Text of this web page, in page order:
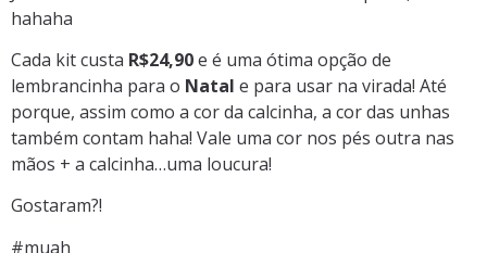
hahaha
Cada kit custa R$24,90e é uma ótima opção de
lembrancinha para o Natal e para usar na virada! Até
porque, assim como a cor da calcinha, a cor das unhas
também contam haha! Vale uma cor nos pés outra nas
mãos + a calcinha…uma loucura!
Gostaram?!
#muah